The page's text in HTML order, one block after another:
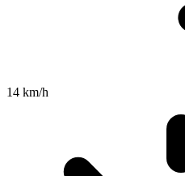
14 km/h